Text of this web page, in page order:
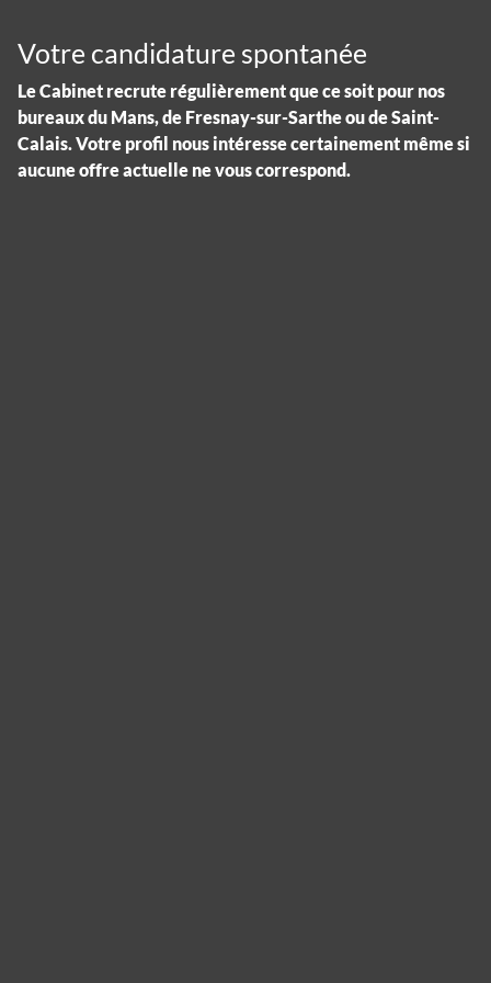
Votre candidature spontanée
Le Cabinet recrute régulièrement que ce soit pour nos
bureaux du Mans, de Fresnay-sur-Sarthe ou de Saint-
Calais. Votre profil nous intéresse certainement même si
aucune offre actuelle ne vous correspond.